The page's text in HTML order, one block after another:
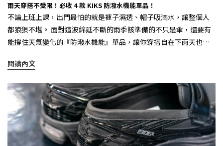
雨天穿搭不受限！必收 4 款 KIKS 防潑水機能單品！
不論上班上課，出門最怕的就是褲子濕透、帽子吸滿水，讓整個人
都狼狽不堪。 面對這波綿延不斷的雨季該準備的不只是傘，還要有
能撐住天氣變化的『防潑水機能』單品，讓你穿搭自在下雨天也能
如其來大雨的武器！ - 1. 防潑水雙面穿無領外套這邊買：
格，外層選用防潑水材質讓雨水不易滲透，內層則是舒適的绗縫設
計，帶來輕量保暖效果，讓你無論晴天、雨天都能自在穿梭街
頭！ 2. 防潑水基本logo短褲這邊買：https://lihi.cc/OAveu 機能布
料有效阻擋水滴滲透，速乾不黏腿！簡約設計將重點放在面料上，
無論戶外出行、日常穿搭都能舒適應對。 3. 防潑水草寫LOGO短褲
閱讀內文